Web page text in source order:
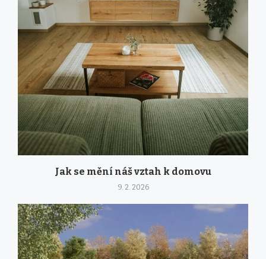
Jak se mění náš vztah k domovu
9. 2. 2026